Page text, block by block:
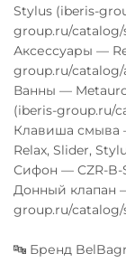
Stylus (iberis-
group.ru/catalog/
Аксессуары —
group.ru/catalog/
Ванны —
(iberis-group.ru/
Клавиша смыва
Relax, Slider,
Сифон — CZR-B-
Донный клапан
group.ru/catalog/
🔤 Бренд